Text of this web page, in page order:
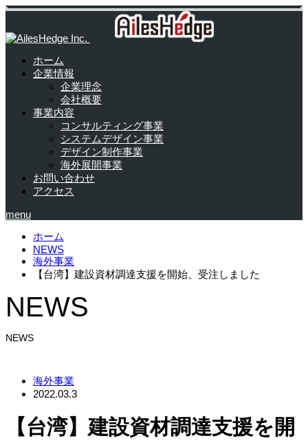
ホーム
企業情報
企業理念
会社概要
事業内容
コンサルティング事業
システムデザイン事業
デザイン制作事業
海外展開事業
お問い合わせ
アクセス
menu
ホーム
NEWS
海外事業
【台湾】建設資材調達支援を開始、受注しました
NEWS
NEWS
海外事業
2022.03.3
【台湾】建設資材調達支援を開